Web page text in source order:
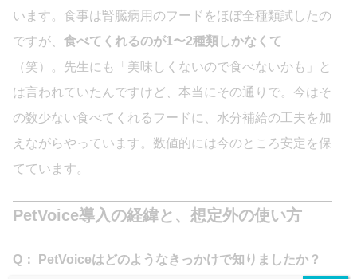
います。食事は腎臓病用のフードをほぼ全種類試したの
ですが、 食べてくれるのが1〜2種類しかなくて
（笑）。先生にも「美味しくないので食べないかも」と
は言われていたんですけど、本当にその通りで。今はそ
の数少ない食べてくれるフードに、水分補給の工夫を加
えながらやっています。数値的には今のところ安定を保
てています。
PetVoice導入の経緯と、想定外の使い方
Q： PetVoiceはどのようなきっかけで知りましたか？